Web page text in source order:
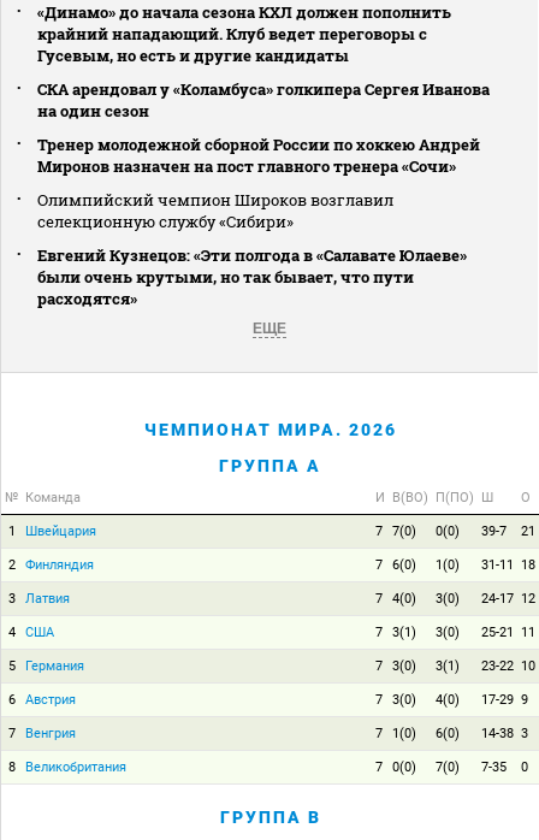
«Динамо» до начала сезона КХЛ должен пополнить
крайний нападающий. Клуб ведет переговоры с
Гусевым, но есть и другие кандидаты
СКА арендовал у «Коламбуса» голкипера Сергея Иванова
на один сезон
Тренер молодежной сборной России по хоккею Андрей
Миронов назначен на пост главного тренера «Сочи»
Олимпийский чемпион Широков возглавил
селекционную службу «Сибири»
Евгений Кузнецов: «Эти полгода в «Салавате Юлаеве»
были очень крутыми, но так бывает, что пути
расходятся»
ЕЩЕ
ЧЕМПИОНАТ МИРА. 2026
ГРУППА A
№ Команда И В(ВО) П(ПО) Ш О
1 Швейцария 7 7(0) 0(0) 39-7 21
2 Финляндия 7 6(0) 1(0) 31-11 18
3 Латвия 7 4(0) 3(0) 24-17 12
4 США 7 3(1) 3(0) 25-21 11
5 Германия 7 3(0) 3(1) 23-22 10
6 Австрия 7 3(0) 4(0) 17-29 9
7 Венгрия 7 1(0) 6(0) 14-38 3
8 Великобритания 7 0(0) 7(0) 7-35 0
ГРУППА B